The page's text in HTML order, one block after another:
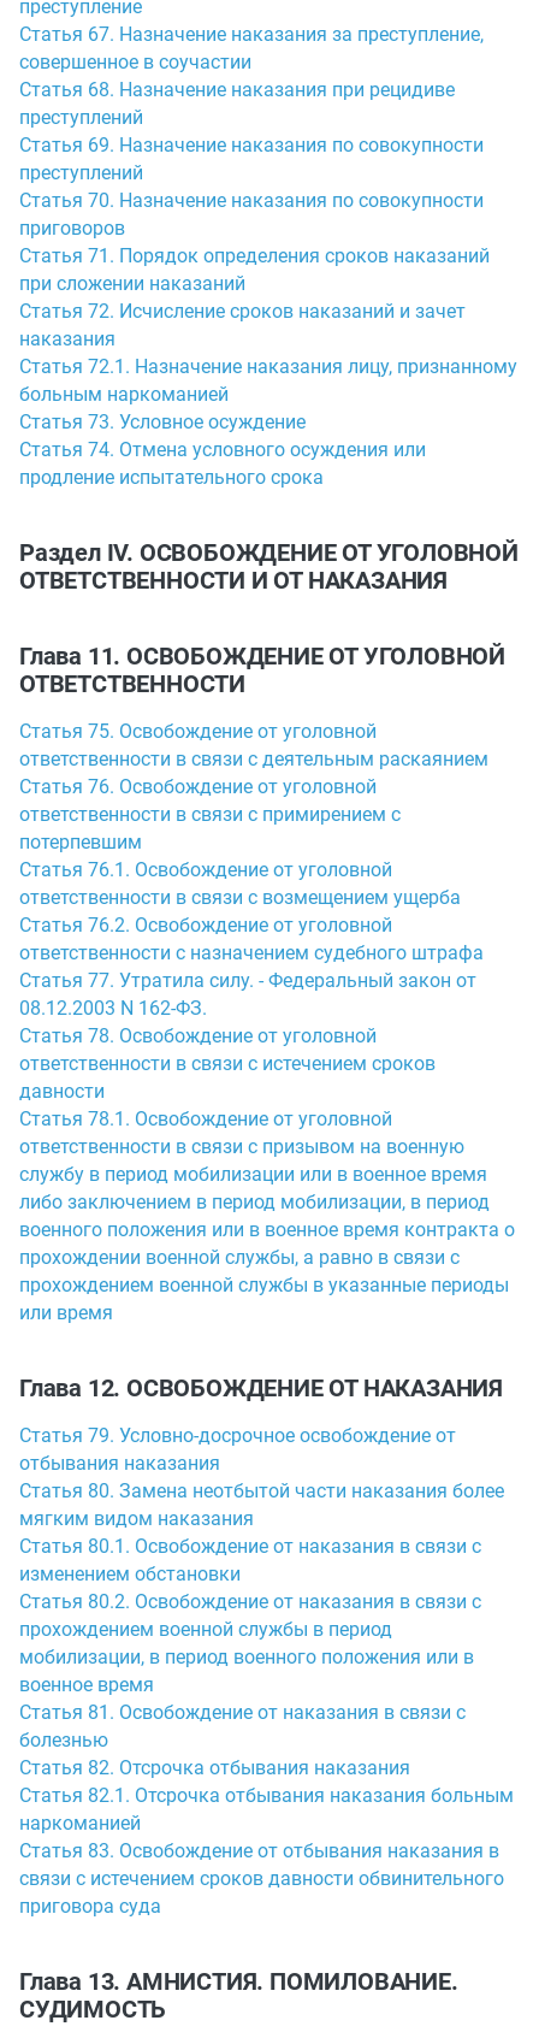
преступление
Статья 67. Назначение наказания за преступление,
совершенное в соучастии
Статья 68. Назначение наказания при рецидиве
преступлений
Статья 69. Назначение наказания по совокупности
преступлений
Статья 70. Назначение наказания по совокупности
приговоров
Статья 71. Порядок определения сроков наказаний
при сложении наказаний
Статья 72. Исчисление сроков наказаний и зачет
наказания
Статья 72.1. Назначение наказания лицу, признанному
больным наркоманией
Статья 73. Условное осуждение
Статья 74. Отмена условного осуждения или
продление испытательного срока
Раздел IV. ОСВОБОЖДЕНИЕ ОТ УГОЛОВНОЙ
ОТВЕТСТВЕННОСТИ И ОТ НАКАЗАНИЯ
Глава 11. ОСВОБОЖДЕНИЕ ОТ УГОЛОВНОЙ
ОТВЕТСТВЕННОСТИ
Статья 75. Освобождение от уголовной
ответственности в связи с деятельным раскаянием
Статья 76. Освобождение от уголовной
ответственности в связи с примирением с
потерпевшим
Статья 76.1. Освобождение от уголовной
ответственности в связи с возмещением ущерба
Статья 76.2. Освобождение от уголовной
ответственности с назначением судебного штрафа
Статья 77. Утратила силу. - Федеральный закон от
08.12.2003 N 162-ФЗ.
Статья 78. Освобождение от уголовной
ответственности в связи с истечением сроков
давности
Статья 78.1. Освобождение от уголовной
ответственности в связи с призывом на военную
службу в период мобилизации или в военное время
либо заключением в период мобилизации, в период
военного положения или в военное время контракта о
прохождении военной службы, а равно в связи с
прохождением военной службы в указанные периоды
или время
Глава 12. ОСВОБОЖДЕНИЕ ОТ НАКАЗАНИЯ
Статья 79. Условно-досрочное освобождение от
отбывания наказания
Статья 80. Замена неотбытой части наказания более
мягким видом наказания
Статья 80.1. Освобождение от наказания в связи с
изменением обстановки
Статья 80.2. Освобождение от наказания в связи с
прохождением военной службы в период
мобилизации, в период военного положения или в
военное время
Статья 81. Освобождение от наказания в связи с
болезнью
Статья 82. Отсрочка отбывания наказания
Статья 82.1. Отсрочка отбывания наказания больным
наркоманией
Статья 83. Освобождение от отбывания наказания в
связи с истечением сроков давности обвинительного
приговора суда
Глава 13. АМНИСТИЯ. ПОМИЛОВАНИЕ.
СУДИМОСТЬ